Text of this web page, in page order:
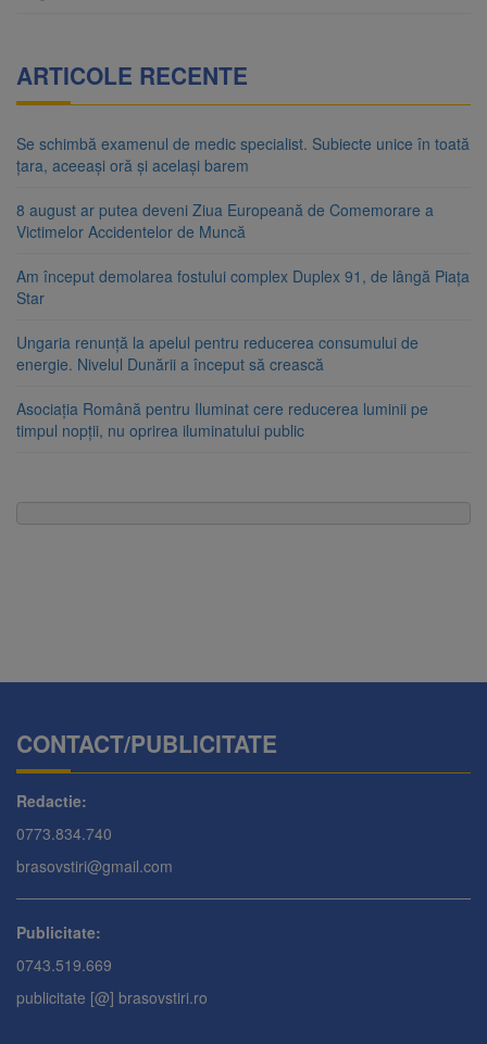
ARTICOLE RECENTE
Se schimbă examenul de medic specialist. Subiecte unice în toată
țara, aceeași oră și același barem
8 august ar putea deveni Ziua Europeană de Comemorare a
Victimelor Accidentelor de Muncă
Am început demolarea fostului complex Duplex 91, de lângă Piața
Star
Ungaria renunță la apelul pentru reducerea consumului de
energie. Nivelul Dunării a început să crească
Asociația Română pentru Iluminat cere reducerea luminii pe
timpul nopții, nu oprirea iluminatului public
CONTACT/PUBLICITATE
Redactie:
0773.834.740
brasovstiri@gmail.com
Publicitate:
0743.519.669
publicitate [@] brasovstiri.ro